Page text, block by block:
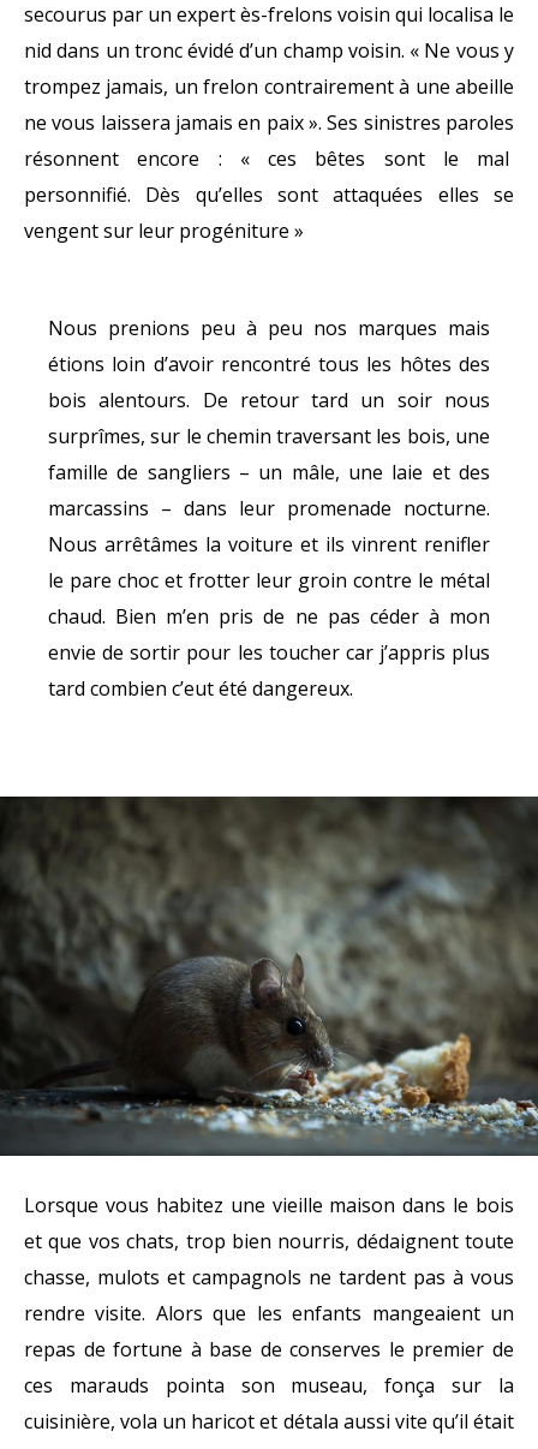
secourus par un expert ès-frelons voisin qui localisa le
nid dans un tronc évidé d’un champ voisin. « Ne vous y
trompez jamais, un frelon contrairement à une abeille
ne vous laissera jamais en paix ». Ses sinistres paroles
résonnent encore : « ces bêtes sont le mal
personnifié. Dès qu’elles sont attaquées elles se
vengent sur leur progéniture »
Nous prenions peu à peu nos marques mais
étions loin d’avoir rencontré tous les hôtes des
bois alentours. De retour tard un soir nous
surprîmes, sur le chemin traversant les bois, une
famille de sangliers – un mâle, une laie et des
marcassins – dans leur promenade nocturne.
Nous arrêtâmes la voiture et ils vinrent renifler
le pare choc et frotter leur groin contre le métal
chaud. Bien m’en pris de ne pas céder à mon
envie de sortir pour les toucher car j’appris plus
tard combien c’eut été dangereux.
Lorsque vous habitez une vieille maison dans le bois
et que vos chats, trop bien nourris, dédaignent toute
chasse, mulots et campagnols ne tardent pas à vous
rendre visite. Alors que les enfants mangeaient un
repas de fortune à base de conserves le premier de
ces marauds pointa son museau, fonça sur la
cuisinière, vola un haricot et détala aussi vite qu’il était